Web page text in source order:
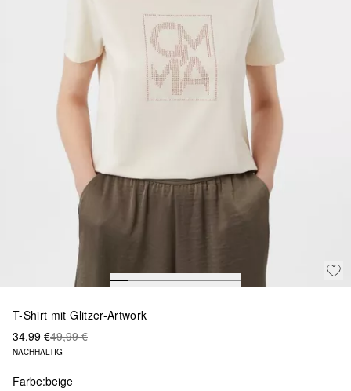
T-Shirt mit Glitzer-Artwork
34,99 €49,99 €
NACHHALTIG
Farbe:beige